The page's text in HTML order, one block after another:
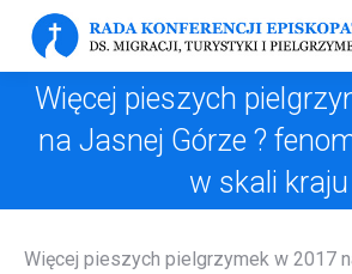
Więcej pieszych
na Jasnej Górze ?
w skali kraju
Więcej pieszych pielgrzymek w 2017